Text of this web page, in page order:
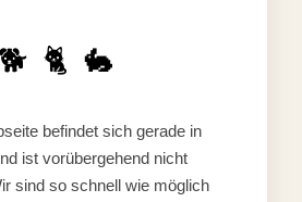
🐕 🐈 🐇
befindet sich gerade in
ist vorübergehend nicht
sind so schnell wie möglich